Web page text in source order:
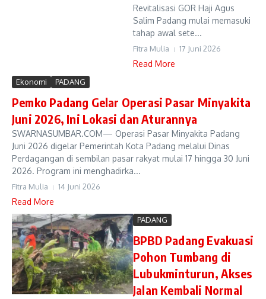
Revitalisasi GOR Haji Agus
Salim Padang mulai memasuki
tahap awal sete...
Fitra Mulia 17 Juni 2026
Read More
Ekonomi PADANG
Pemko Padang Gelar Operasi Pasar Minyakita
Juni 2026, Ini Lokasi dan Aturannya
SWARNASUMBAR.COM— Operasi Pasar Minyakita Padang
Juni 2026 digelar Pemerintah Kota Padang melalui Dinas
Perdagangan di sembilan pasar rakyat mulai 17 hingga 30 Juni
2026. Program ini menghadirka...
Fitra Mulia 14 Juni 2026
Read More
PADANG
BPBD Padang Evakuasi
Pohon Tumbang di
Lubukminturun, Akses
Jalan Kembali Normal